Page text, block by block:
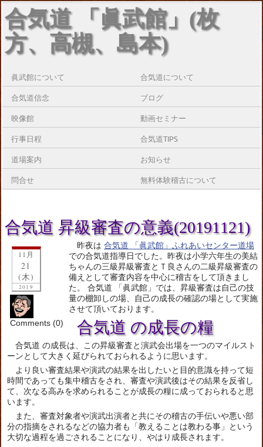
合気道 「眞武館」(枚
方、高槻、島本)
眞武館について 合気道について
合気道信念 ブログ
映像館 動画セミナー
行事日程 合気道TIPS
道場案内 お知らせ
問合せ 無料体験稽古について
合気道 昇級審査の意義(20191121)
11月
21
(木)
2019
Comments (0)
昨夜は 合気道 「眞武館」ふれあいセンター道場
での合気道指導日でした。昨夜は小学六年生の美結
ちゃんの三級昇級審査とＴ良さんの二級昇級審査の
備えとして審査内容を中心に稽古をして頂きまし
た。 合気道 「眞武館」では、昇級審査は自己の技
量の棚卸しの場、自己の成長の確認の場として実施
させて頂いております。
合気道 の成長の糧
合気道 の成長は、この昇級審査と演武会出場を一つのマイルスト
ーンとして大きく延びられておられるように思います。
より良い審査結果や演武の結果を出したいと目的意識を持って短
時間であっても集中稽古をされ、審査や演武後はその結果を反省し
て、次なる高みを求められることが成長の糧に成っておられると思
います。
また、審査対象者や演武出演者と共にその稽古の手伝いや悪い部
分の指摘をされるなどの協力者も「教えることは教わる事」という
大切な過程を過ごされることになり、やはり成長されます。